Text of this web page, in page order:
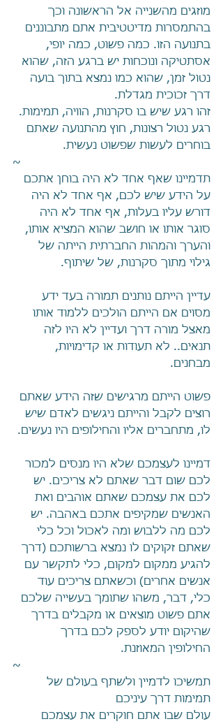
מוזגים מהשנייה אל הראשונה וכך
בהתמסרות מדיטטיבית אתם מתבוננים
בתנועה הזו. כמה פשוט, כמה יופי,
אסתטיקה ונוכחות יש ברגע הזה, שהוא
נטול זמן, שהוא כמו נמצא בתוך בועה
דרך זכוכית מגדלת.
זהו רגע שיש בו סקרנות, הוויה, תמימות.
רגע נטול רצונות, חוץ מהתנועה שאתם
בוחרים לעשות שפשוט נעשית.
~
תדמיינו שאף אחד לא היה בוחן אתכם
על הידע שיש לכם, אף אחד לא היה
דורש עליו בעלות, אף אחד לא היה
סוגר אותו או חושב שהוא המציא אותו,
והערך והמהות החברתית הייתה של
גילוי מתוך סקרנות, של שיתוף.
עדיין הייתם נותנים תמורה בעד ידע
מסוים אם הייתם הולכים ללמוד אותו
מאצל מורה דרך ועדיין לא היו לזה
תנאים.. לא תעודות או קדימויות,
מבחנים.
פשוט הייתם מרגישים שזה הידע שאתם
רוצים לקבל והייתם ניגשים לאדם שיש
לו, מתחברים אליו והחילופים היו נעשים.
דמיינו לעצמכם שלא היו מנסים למכור
לכם שום דבר שאתם לא צריכים. יש
לכם את עצמכם שאתם אוהבים ואת
האנשים שמקיפים אתכם באהבה. יש
לכם מה ללבוש ומה לאכול וכל כלי
שאתם זקוקים לו נמצא ברשותכם (דרך
להגיע ממקום למקום, כלי לתקשר עם
אנשים אחרים) וכשאתם צריכים עוד
כלי, דבר, משהו שתומך בעשייה שלכם
אתם פשוט מוצאים או מקבלים בדרך
שהיקום יודע לספק לכם בדרך
החילופין המאוזנת.
~
תמשיכו לדמיין ולשתף בעולם של
תמימות דרך עיניכם
עולם שבו אתם חוקרים את עצמכם